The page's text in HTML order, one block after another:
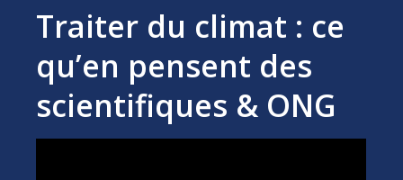
Traiter du climat : ce
qu’en pensent des
scientifiques & ONG